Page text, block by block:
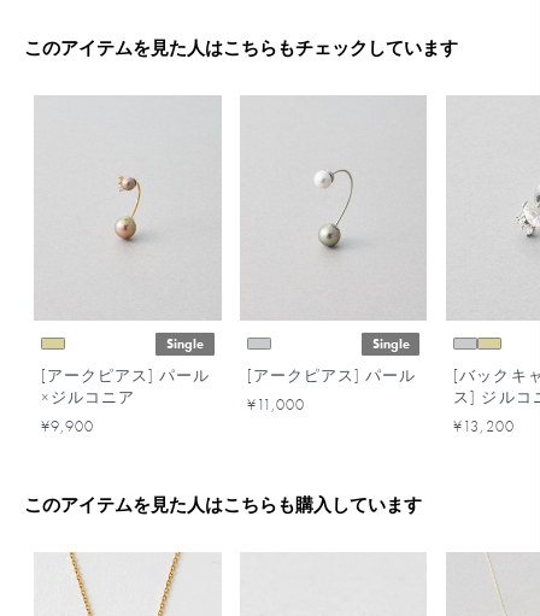
このアイテムを見た人はこちらもチェックしています
Single
[アークピアス] パール
×ジルコニア
¥9,900
Single
[アークピアス] パール
¥11,000
[バックキ
ス] ジルコ
ズ
¥13,200
このアイテムを見た人はこちらも購入しています